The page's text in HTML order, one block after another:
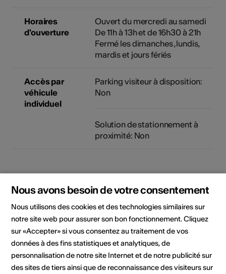
Horaires
d'ouverture
Ouvert du mercredi au samedi
De 11h à 13h et de 16h30 à 21h
Fermé les dimanches ,lundis,
mardis et jours fériés
Accès par
véhicule
individuel
Parking visiteur à disposition:
Non
Solution de stationnement à
proximité: Non
Nous avons besoin de votre consentement
Nous utilisons des cookies et des technologies similaires sur
notre site web pour assurer son bon fonctionnement. Cliquez
sur «Accepter» si vous consentez au traitement de vos
données à des fins statistiques et analytiques, de
personnalisation de notre site Internet et de notre publicité sur
des sites de tiers ainsi que de reconnaissance des visiteurs sur